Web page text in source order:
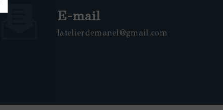
E-mail
latelierdemanel@gmail.com